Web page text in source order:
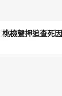
檢聲押追查死因